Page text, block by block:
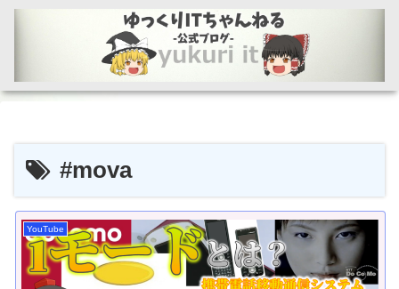
#mova
YouTube